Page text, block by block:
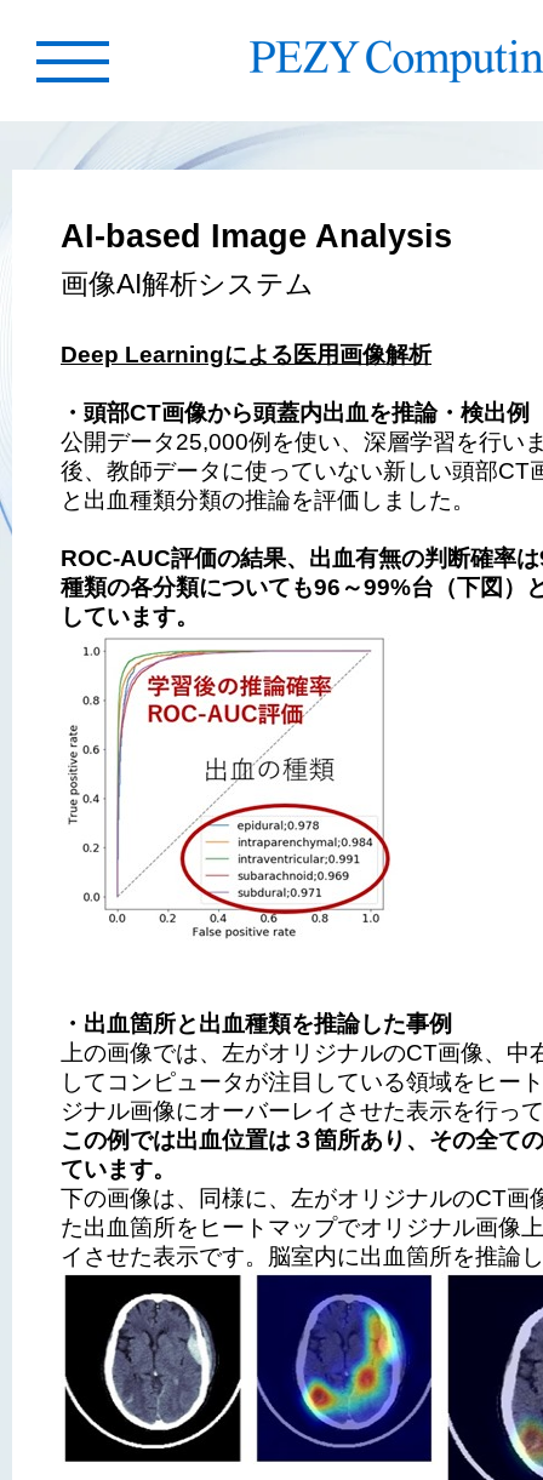
AI-based Image Analysis
画像AI解析システム
Deep Learningによる医用画像解析
・頭部CT画像から頭蓋内出血を推論・検出例
公開データ25,000例を使い、深層学習を行い
後、教師データに使っていない新しい頭部CT
と出血種類分類の推論を評価しました。
ROC-AUC評価の結果、出血有無の判断確率
種類の各分類についても96～99%台（下図）
しています。
・出血箇所と出血種類を推論した事例
上の画像では、左がオリジナルのCT画像、中
してコンピュータが注目している領域をヒー
ジナル画像にオーバーレイさせた表示を行っ
この例では出血位置は３箇所あり、その全て
ています。
下の画像は、同様に、左がオリジナルのCT画
た出血箇所をヒートマップでオリジナル画像
イさせた表示です。脳室内に出血箇所を推論